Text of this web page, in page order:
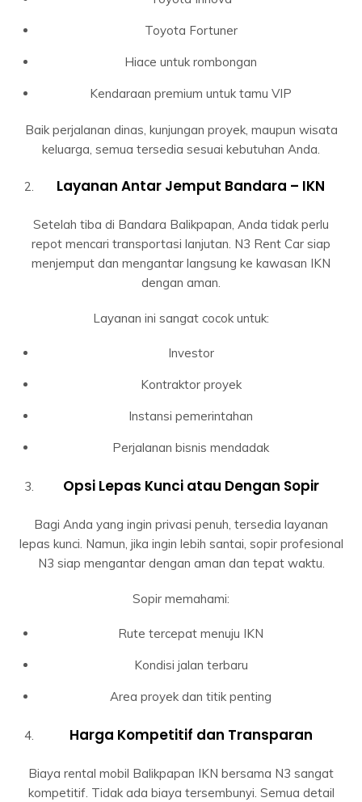
Toyota Fortuner
Hiace untuk rombongan
Kendaraan premium untuk tamu VIP
Baik perjalanan dinas, kunjungan proyek, maupun wisata
keluarga, semua tersedia sesuai kebutuhan Anda.
Layanan Antar Jemput Bandara – IKN
Setelah tiba di Bandara Balikpapan, Anda tidak perlu
repot mencari transportasi lanjutan. N3 Rent Car siap
menjemput dan mengantar langsung ke kawasan IKN
dengan aman.
Layanan ini sangat cocok untuk:
Investor
Kontraktor proyek
Instansi pemerintahan
Perjalanan bisnis mendadak
Opsi Lepas Kunci atau Dengan Sopir
Bagi Anda yang ingin privasi penuh, tersedia layanan
lepas kunci. Namun, jika ingin lebih santai, sopir profesional
N3 siap mengantar dengan aman dan tepat waktu.
Sopir memahami:
Rute tercepat menuju IKN
Kondisi jalan terbaru
Area proyek dan titik penting
Harga Kompetitif dan Transparan
Biaya rental mobil Balikpapan IKN bersama N3 sangat
kompetitif. Tidak ada biaya tersembunyi. Semua detail